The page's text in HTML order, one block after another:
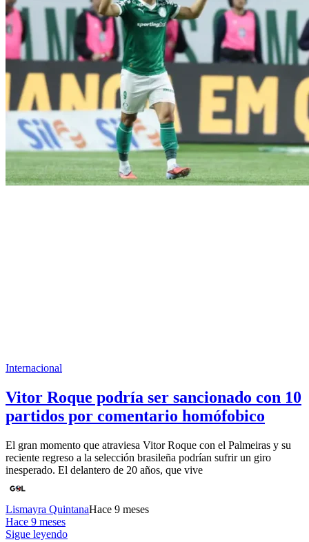
Internacional
Vitor Roque podría ser sancionado con 10
partidos por comentario homófobico
El gran momento que atraviesa Vitor Roque con el Palmeiras y su
reciente regreso a la selección brasileña podrían sufrir un giro
inesperado. El delantero de 20 años, que vive
Lismayra QuintanaHace 9 meses
Hace 9 meses
Sigue leyendo